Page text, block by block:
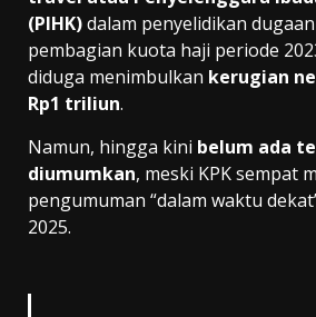
(PIHK)dalam penyelidikan
pembagian kuota haji periode
diduga menimbulkan kerugian
Rp1 triliun.
Namun, hingga kini belum ada
diumumkan, meski KPK sempat
pengumuman “dalam waktu
2025.